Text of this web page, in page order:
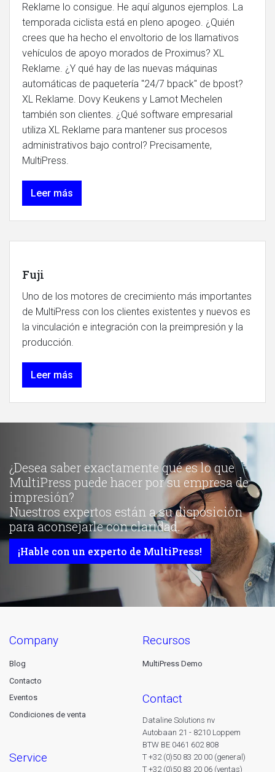
Reklame lo consigue. He aquí algunos ejemplos. La
temporada ciclista está en pleno apogeo. ¿Quién
crees que ha hecho el envoltorio de los llamativos
vehículos de apoyo morados de Proximus? XL
Reklame. ¿Y qué hay de las nuevas máquinas
automáticas de paquetería "24/7 bpack" de bpost?
XL Reklame. Dovy Keukens y Lamot Mechelen
también son clientes. ¿Qué software empresarial
utiliza XL Reklame para mantener sus procesos
administrativos bajo control? Precisamente,
MultiPress.
Leer más
Fuji
Uno de los motores de crecimiento más importantes
de MultiPress con los clientes existentes y nuevos es
la vinculación e integración con la preimpresión y la
producción.
Leer más
¿Desea saber exactamente qué es lo que
MultiPress puede hacer por su empresa de
impresión?
Nuestros expertos están a su disposición
para aconsejarle con claridad.
¡Hable con un experto de MultiPress!
company
Blog
Contacto
Eventos
Condiciones de venta
service
recursos
MultiPress Demo
contact
Dataline Solutions nv
Autobaan 21 - 8210 Loppem
BTW BE 0461 602 808
T +32 (0)50 83 20 00 (general)
T +32 (0)50 83 20 06 (ventas)